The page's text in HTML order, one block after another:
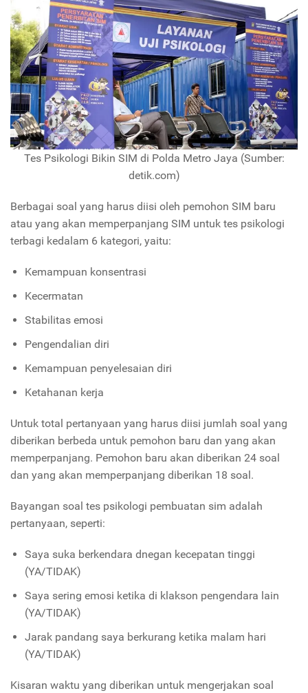
Tes Psikologi Bikin SIM di Polda Metro Jaya (Sumber:
detik.com)
Berbagai soal yang harus diisi oleh pemohon SIM baru
atau yang akan memperpanjang SIM untuk tes psikologi
terbagi kedalam 6 kategori, yaitu:
Kemampuan konsentrasi
Kecermatan
Stabilitas emosi
Pengendalian diri
Kemampuan penyelesaian diri
Ketahanan kerja
Untuk total pertanyaan yang harus diisi jumlah soal yang
diberikan berbeda untuk pemohon baru dan yang akan
memperpanjang. Pemohon baru akan diberikan 24 soal
dan yang akan memperpanjang diberikan 18 soal.
Bayangan soal tes psikologi pembuatan sim adalah
pertanyaan, seperti:
Saya suka berkendara dnegan kecepatan tinggi
(YA/TIDAK)
Saya sering emosi ketika di klakson pengendara lain
(YA/TIDAK)
Jarak pandang saya berkurang ketika malam hari
(YA/TIDAK)
Kisaran waktu yang diberikan untuk mengerjakan soal